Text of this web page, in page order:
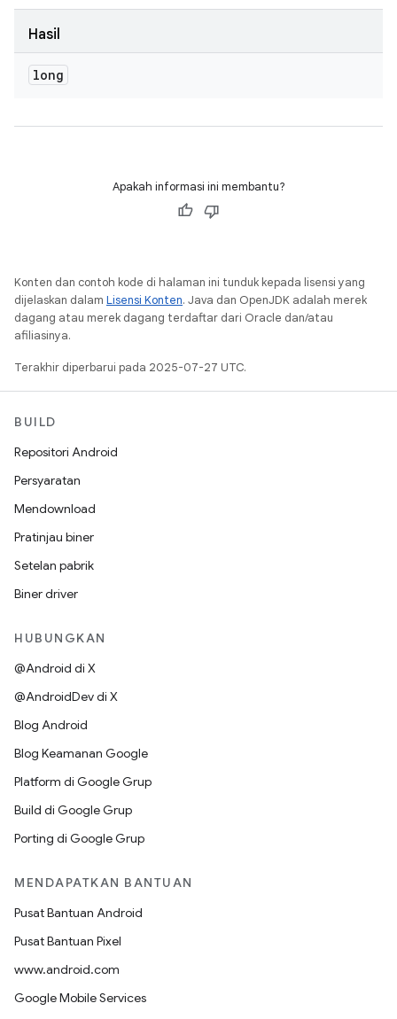
Hasil
long
Apakah informasi ini membantu?
Konten dan contoh kode di halaman ini tunduk kepada lisensi yang
dijelaskan dalam Lisensi Konten. Java dan OpenJDK adalah merek
dagang atau merek dagang terdaftar dari Oracle dan/atau
afiliasinya.
Terakhir diperbarui pada 2025-07-27 UTC.
BUILD
Repositori Android
Persyaratan
Mendownload
Pratinjau biner
Setelan pabrik
Biner driver
HUBUNGKAN
@Android di X
@AndroidDev di X
Blog Android
Blog Keamanan Google
Platform di Google Grup
Build di Google Grup
Porting di Google Grup
MENDAPATKAN BANTUAN
Pusat Bantuan Android
Pusat Bantuan Pixel
www.android.com
Google Mobile Services